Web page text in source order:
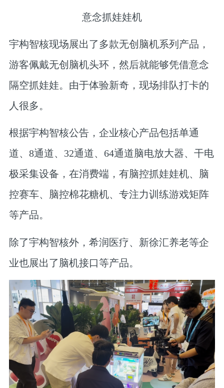
意念抓娃娃机
宇构智核现场展出了多款无创脑机系列产品，
游客佩戴无创脑机头环，然后就能够凭借意念
隔空抓娃娃。由于体验新奇，现场排队打卡的
人很多。
根据宇构智核公告，企业核心产品包括单通
道、8通道、32通道、64通道脑电放大器、干电
极采集设备，在消费端，有脑控抓娃娃机、脑
控赛车、脑控棉花糖机、专注力训练游戏矩阵
等产品。
除了宇构智核外，希润医疗、新徐汇养老等企
业也展出了脑机接口等产品。